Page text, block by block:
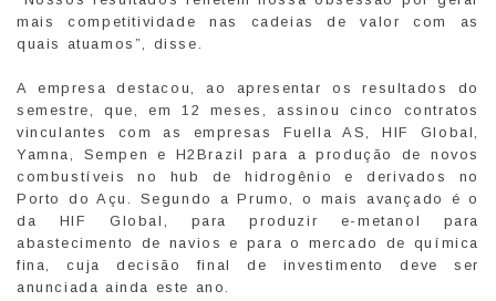
mais competitividade nas cadeias de valor com as
quais atuamos”, disse.
A empresa destacou, ao apresentar os resultados do
semestre, que, em 12 meses, assinou cinco contratos
vinculantes com as empresas Fuella AS, HIF Global,
Yamna, Sempen e H2Brazil para a produção de novos
combustíveis no hub de hidrogênio e derivados no
Porto do Açu. Segundo a Prumo, o mais avançado é o
da HIF Global, para produzir e-metanol para
abastecimento de navios e para o mercado de química
fina, cuja decisão final de investimento deve ser
anunciada ainda este ano.